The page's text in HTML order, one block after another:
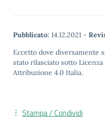
Pubblicato: 14.12.2021 -
Eccetto dove diversamente
stato rilasciato sotto
Attribuzione 4.0 Italia.
Stampa / Condividi